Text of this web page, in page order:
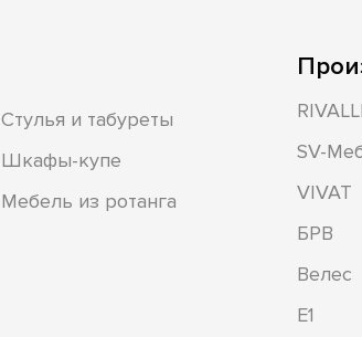
Стулья и табуреты
Шкафы-купе
Мебель из ротанга
RIVALLI
SV-
VIVAT
БРВ
Велес
Е1